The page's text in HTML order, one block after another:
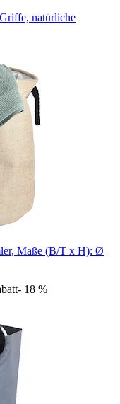
natürliche
Maße (B/T x H): Ø
- 18 %